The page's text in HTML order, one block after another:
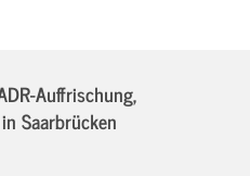
Auffrischung,
in Saarbrücken